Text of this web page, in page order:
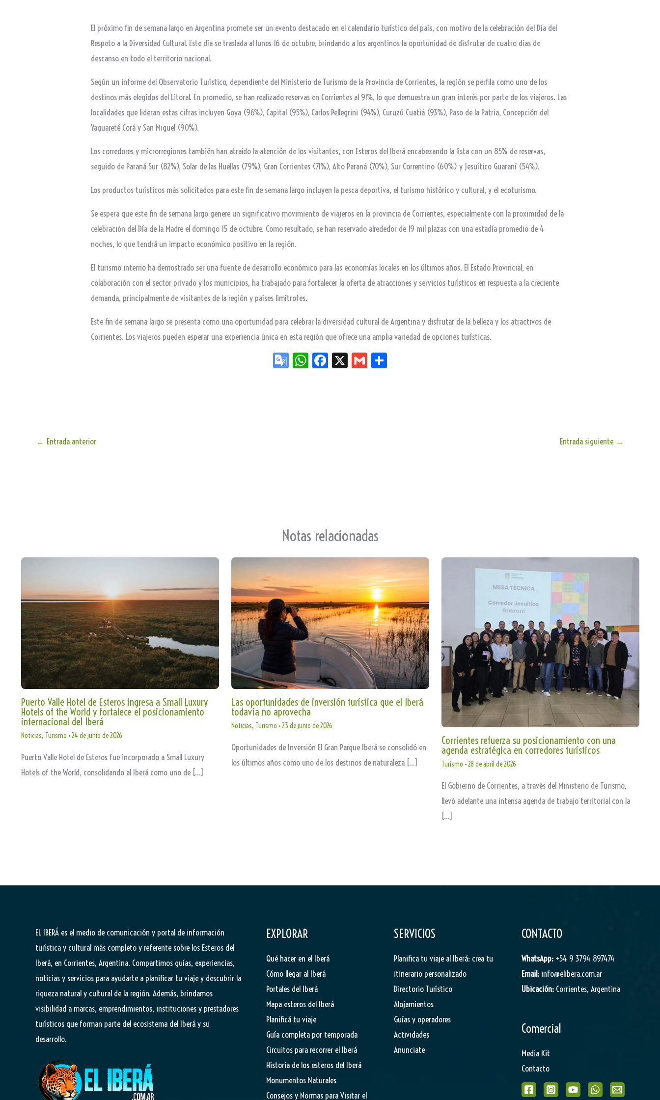
El próximo fin de semana largo en Argentina promete ser un evento destacado en el calendario turístico del país, con motivo de la celebración del Día del
Respeto a la Diversidad Cultural. Este día se traslada al lunes 16 de octubre, brindando a los argentinos la oportunidad de disfrutar de cuatro días de
descanso en todo el territorio nacional.
Según un informe del Observatorio Turístico, dependiente del Ministerio de Turismo de la Provincia de Corrientes, la región se perfila como uno de los
destinos más elegidos del Litoral. En promedio, se han realizado reservas en Corrientes al 91%, lo que demuestra un gran interés por parte de los viajeros. Las
localidades que lideran estas cifras incluyen Goya (96%), Capital (95%), Carlos Pellegrini (94%), Curuzú Cuatiá (93%), Paso de la Patria, Concepción del
Yaguareté Corá y San Miguel (90%).
Los corredores y microrregiones también han atraído la atención de los visitantes, con Esteros del Iberá encabezando la lista con un 85% de reservas,
seguido de Paraná Sur (82%), Solar de las Huellas (79%), Gran Corrientes (71%), Alto Paraná (70%), Sur Correntino (60%) y Jesuítico Guaraní (54%).
Los productos turísticos más solicitados para este fin de semana largo incluyen la pesca deportiva, el turismo histórico y cultural, y el ecoturismo.
Se espera que este fin de semana largo genere un significativo movimiento de viajeros en la provincia de Corrientes, especialmente con la proximidad de la
celebración del Día de la Madre el domingo 15 de octubre. Como resultado, se han reservado alrededor de 19 mil plazas con una estadía promedio de 4
noches, lo que tendrá un impacto económico positivo en la región.
El turismo interno ha demostrado ser una fuente de desarrollo económico para las economías locales en los últimos años. El Estado Provincial, en
colaboración con el sector privado y los municipios, ha trabajado para fortalecer la oferta de atracciones y servicios turísticos en respuesta a la creciente
demanda, principalmente de visitantes de la región y países limítrofes.
Este fin de semana largo se presenta como una oportunidad para celebrar la diversidad cultural de Argentina y disfrutar de la belleza y los atractivos de
Corrientes. Los viajeros pueden esperar una experiencia única en esta región que ofrece una amplia variedad de opciones turísticas.
Go W
Fa
X
G
← Entrada anterior Entrada siguiente →
Notas relacionadas
Puerto Valle Hotel de Esteros ingresa a Small Luxury
Hotels of the World y fortalece el posicionamiento
internacional del Iberá
Noticias, Turismo •24 de junio de 2026
Puerto Valle Hotel de Esteros fue incorporado a Small Luxury
Hotels of the World, consolidando al Iberá como uno de […]
Las oportunidades de inversión turística que el Iberá
todavía no aprovecha
Noticias, Turismo •23 de junio de 2026
Oportunidades de Inversión El Gran Parque Iberá se consolidó en
los últimos años como uno de los destinos de naturaleza […]
Corrientes refuerza su posicionamiento con una
agenda estratégica en corredores turísticos
Turismo •28 de abril de 2026
El Gobierno de Corrientes, a través del Ministerio de Turismo,
llevó adelante una intensa agenda de trabajo territorial con la
[…]
EL IBERÁ es el medio de comunicación y portal de información
turística y cultural más completo y referente sobre los Esteros del
Iberá, en Corrientes, Argentina. Compartimos guías, experiencias,
noticias y servicios para ayudarte a planificar tu viaje y descubrir la
riqueza natural y cultural de la región. Además, brindamos
visibilidad a marcas, emprendimientos, instituciones y prestadores
turísticos que forman parte del ecosistema del Iberá y su
desarrollo.
EXPLORAR
Qué hacer en el Iberá
Cómo llegar al Iberá
Portales del Iberá
Mapa esteros del Iberá
Planificá tu viaje
Guía completa por temporada
Circuitos para recorrer el Iberá
Historia de los esteros del Iberá
Monumentos Naturales
Consejos y Normas para Visitar el
SERVICIOS
Planifica tu viaje al Iberá: crea tu
itinerario personalizado
Directorio Turístico
Alojamientos
Guías y operadores
Actividades
Anunciate
CONTACTO
WhatsApp: +54 9 3794 897474
Email: info@elibera.com.ar
Ubicación: Corrientes, Argentina
Comercial
Media Kit
Contacto